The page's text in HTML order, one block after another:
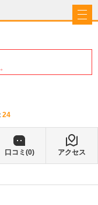
24
口コミ(0) アクセス